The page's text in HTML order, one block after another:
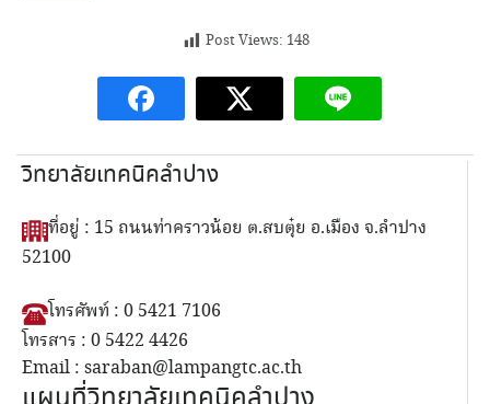
Post Views: 148
วิทยาลัยเทคนิคลำปาง
ที่อยู่ : 15 ถนนท่าคราวน้อย ต.สบตุ๋ย อ.เมือง จ.ลำปาง
52100
โทรศัพท์ : 0 5421 7106
โทรสาร : 0 5422 4426
Email : saraban@lampangtc.ac.th